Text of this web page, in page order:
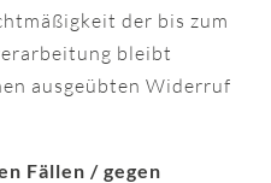
der bis zum
bleibt
ausgeübten Widerruf
Fällen / gegen